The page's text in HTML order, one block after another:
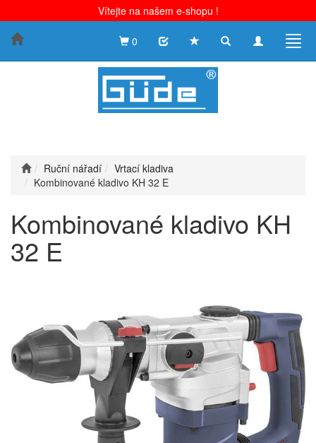
Vítejte na našem e-shopu !
Toggle
Toggle
0
Ruční nářadí
Vrtací kladiva
Kombinované kladivo KH 32 E
Kombinované kladivo KH
32 E